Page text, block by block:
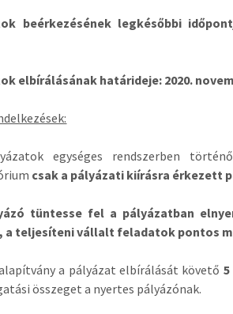
beérkezésének legkésőbbi
elbírálásának határideje: 2020.
egységes rendszerben
csak a pályázati kiírásra érkezett
tüntesse fel a pályázatban
a teljesíteni vállalt feladatok pontos
a pályázat elbírálását követő
összeget a nyertes pályázónak.